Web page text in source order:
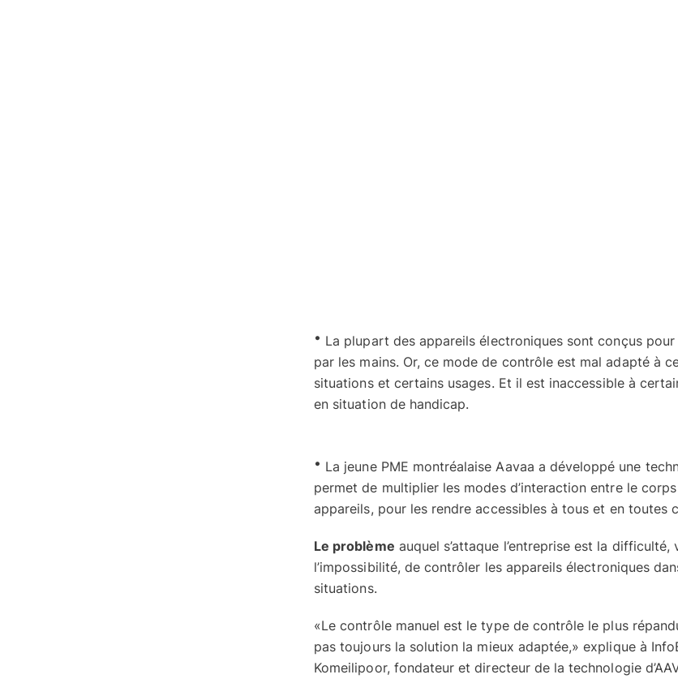
· La plupart des appareils électroniques sont conçus
par les mains. Or, ce mode de contrôle est mal adapté à
situations et certains usages. Et il est inaccessible à
en situation de handicap.
· La jeune PME montréalaise Aavaa a développé une
permet de multiplier les modes d’interaction entre le
appareils, pour les rendre accessibles à tous et en toutes
Le problème auquel s’attaque l’entreprise est la difficulté,
l’impossibilité, de contrôler les appareils électroniques
situations.
«Le contrôle manuel est le type de contrôle le plus
pas toujours la solution la mieux adaptée,» explique à
Komeilipoor, fondateur et directeur de la technologie